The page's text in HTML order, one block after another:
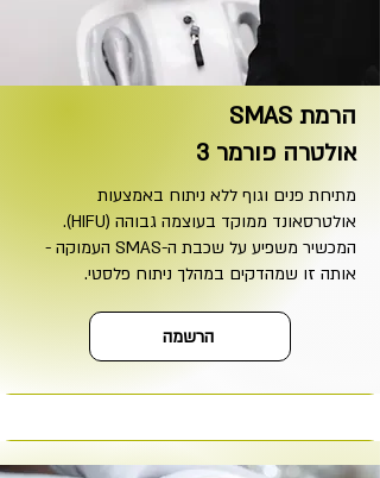
הרמת SMAS
אולטרה פורמר 3
מתיחת פנים וגוף ללא ניתוח באמצעות
אולטרסאונד ממוקד בעוצמה גבוהה (HIFU).
המכשיר משפיע על שכבת ה-SMAS העמוקה -
אותה זו שמהדקים במהלך ניתוח פלסטי.
הרשמה